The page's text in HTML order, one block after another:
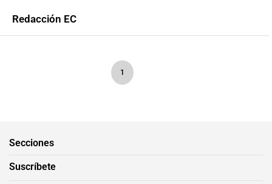
Redacción EC
1
Secciones
Suscríbete